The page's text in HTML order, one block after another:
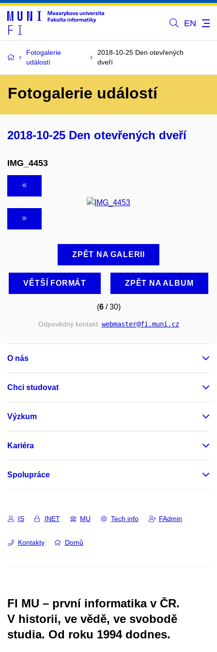
EN
Fotogalerie
událostí
2018-10-25 Den otevřených
dveří
Fotogalerie událostí
2018-10-25 Den otevřených dveří
IMG_4453
ZPĚT NA GALERII
VĚTŠÍ FORMÁT ZPĚT NA ALBUM
(6/ 30)
Odpovědný kontakt: webmaster@fi.muni.cz
O nás
Chci studovat
Výzkum
Kariéra
Spolupráce
IS INET MU Tech info FAdmin
Kontakty Domů
FI MU – první informatika v ČR.
V historii, ve vědě, ve svobodě
studia. Od roku 1994 dodnes.